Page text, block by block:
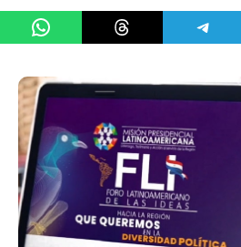
Share on WhatsAppShare on Threads